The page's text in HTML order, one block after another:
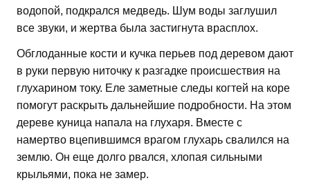
водопой, подкрался медведь. Шум воды заглушил
все звуки, и жертва была застигнута врасплох.
Обглоданные кости и кучка перьев под деревом дают
в руки первую ниточку к разгадке происшествия на
глухарином току. Еле заметные следы когтей на коре
помогут раскрыть дальнейшие подробности. На этом
дереве куница напала на глухаря. Вместе с
намертво вцепившимся врагом глухарь свалился на
землю. Он еще долго рвался, хлопая сильными
крыльями, пока не замер.